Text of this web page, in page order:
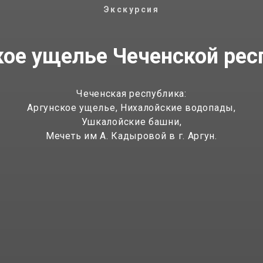
Экскурсия
ущелье Чеченской
Чеченская республика:
Аргунское ущелье, Нихалойские водопады,
Ушкалойские башни,
Мечеть им А. Кадыровой в г. Аргун.